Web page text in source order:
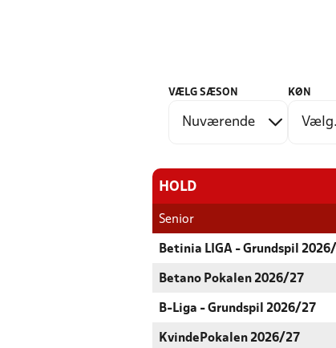
VÆLG SÆSON KØN
HOLD
Senior
Betinia LIGA - Grundspil
Betano Pokalen 2026/27
B-Liga - Grundspil 2026/27
KvindePokalen 2026/27